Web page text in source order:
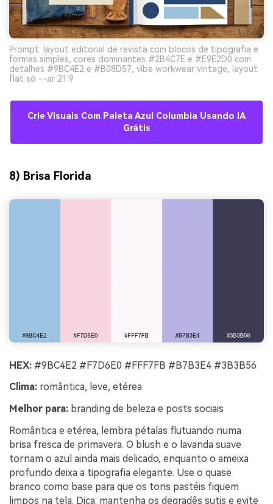
Prompt: layout editorial de revista com blocos de tipografia e
formas simples, cores dominantes #2B4C7E e #E9E2D0 com
detalhes #9BC4E2 e #B08D57, vibe workwear vintage, layout
flat só --ar 21:9
Crie Visuais Com Paleta Azul Columbia Usando IA
Grátis
8) Brisa Florida
HEX: #9BC4E2 #F7D6E0 #FFF7FB #B7B3E4 #3B3B56
Clima: romântica, leve, etérea
Melhor para: branding de beleza e posts sociais
Romântica e etérea, lembra pétalas flutuando numa
brisa fresca de primavera. O blush e o lavanda suave
tornam o azul ainda mais delicado, enquanto o ameixa
profundo deixa a tipografia elegante. Use o quase
branco como base para que os tons pastéis fiquem
limpos na tela. Dica: mantenha os degradês sutis e evite